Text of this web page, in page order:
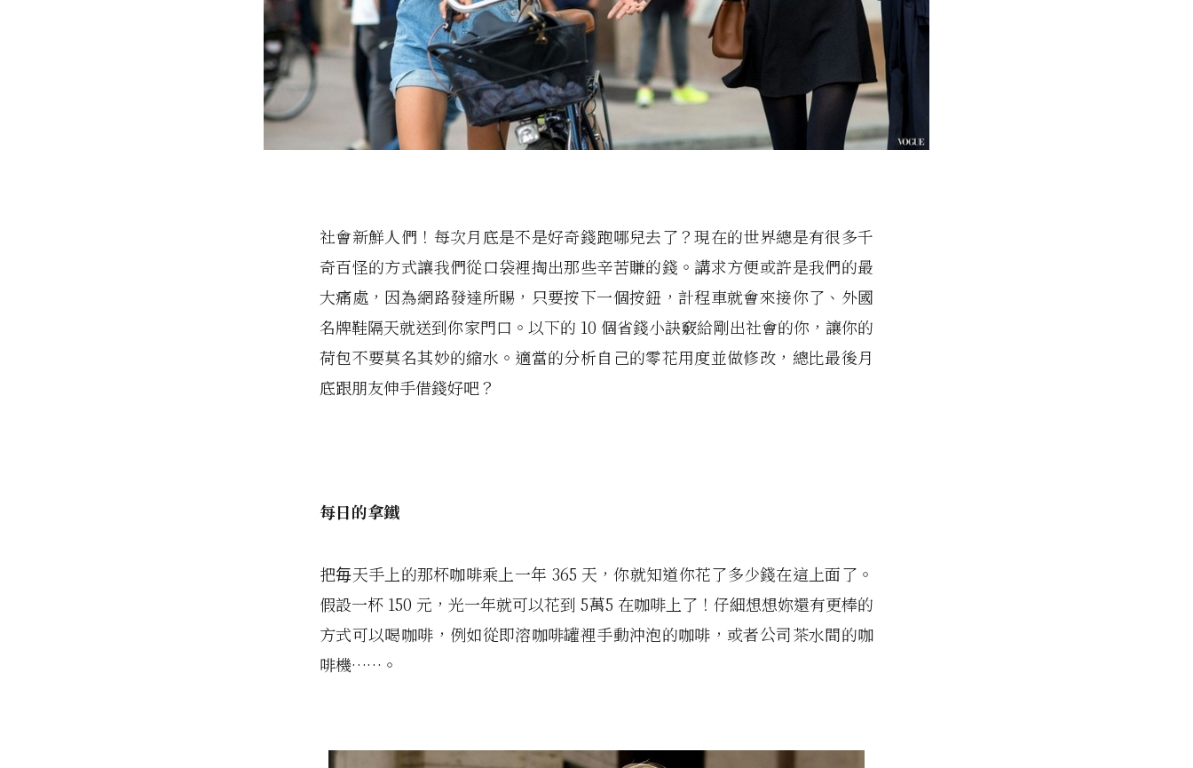
社會新鮮人們！每次月底是不是好奇錢跑哪兒去了？現在的世界總是有很多千
奇百怪的方式讓我們從口袋裡掏出那些辛苦賺的錢。講求方便或許是我們的最
大痛處，因為網路發達所賜，只要按下一個按鈕，計程車就會來接你了、外國
名牌鞋隔天就送到你家門口。以下的 10 個省錢小訣竅給剛出社會的你，讓你的
荷包不要莫名其妙的縮水。適當的分析自己的零花用度並做修改，總比最後月
底跟朋友伸手借錢好吧？
每日的拿鐵
把毎天手上的那杯咖啡乘上一年 365 天，你就知道你花了多少錢在這上面了。
假設一杯 150 元，光一年就可以花到 5萬5 在咖啡上了！仔細想想妳還有更棒的
方式可以喝咖啡，例如從即溶咖啡罐裡手動沖泡的咖啡，或者公司茶水間的咖
啡機……。